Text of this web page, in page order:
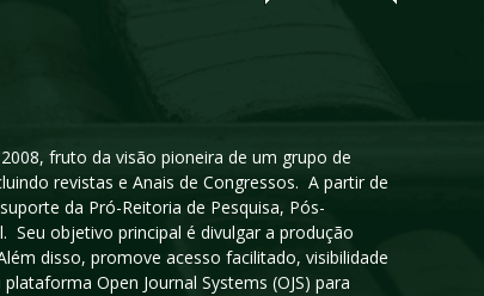
fruto da visão pioneira de um grupo de
revistas e Anais de Congressos. A partir de
da Pró-Reitoria de Pesquisa, Pós-
Seu objetivo principal é divulgar a produção
disso, promove acesso facilitado, visibilidade
Open Journal Systems (OJS) para